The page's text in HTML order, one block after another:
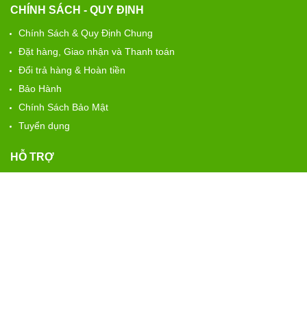
CHÍNH SÁCH - QUY ĐỊNH
Chính Sách & Quy Định Chung
Đặt hàng, Giao nhận và Thanh toán
Đổi trả hàng & Hoàn tiền
Bảo Hành
Chính Sách Bảo Mật
Tuyển dụng
HỖ TRỢ